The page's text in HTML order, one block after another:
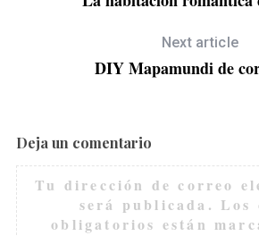
Next article
DIY Mapamundi de
Deja un comentario
Tu dirección de correo
será publicada. Los
obligatorios están